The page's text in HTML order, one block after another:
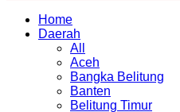
Home
Daerah
All
Aceh
Bangka Belitung
Banten
Belitung Timur